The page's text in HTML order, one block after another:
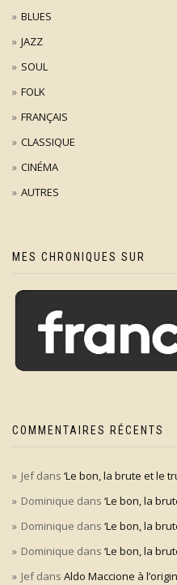
BLUES
JAZZ
SOUL
FOLK
FRANÇAIS
CLASSIQUE
CINÉMA
AUTRES
MES CHRONIQUES SUR
COMMENTAIRES RÉCENTS
Jefdans ‘Le bon, la brute et le
Dominique dans ‘Le bon, la
Dominique dans ‘Le bon, la
Dominique dans ‘Le bon, la
Jefdans Aldo Maccione à